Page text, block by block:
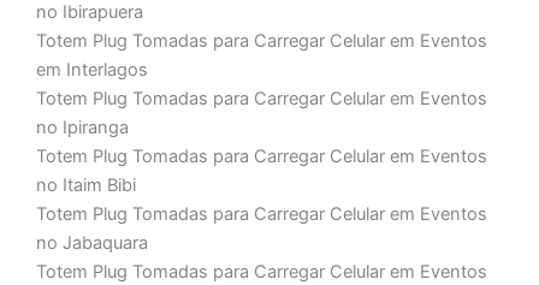
no Ibirapuera
Totem Plug Tomadas para Carregar Celular em Eventos
em Interlagos
Totem Plug Tomadas para Carregar Celular em Eventos
no Ipiranga
Totem Plug Tomadas para Carregar Celular em Eventos
no Itaim Bibi
Totem Plug Tomadas para Carregar Celular em Eventos
no Jabaquara
Totem Plug Tomadas para Carregar Celular em Eventos